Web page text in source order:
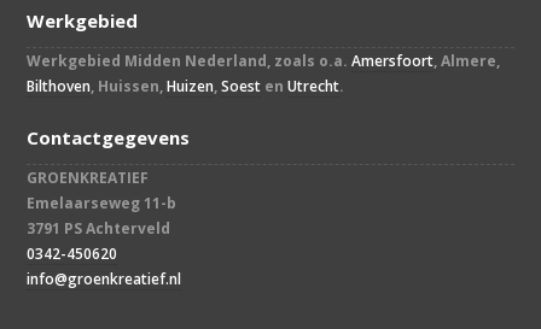
Werkgebied
Werkgebied Midden Nederland, zoals o.a. Amersfoort, Almere,
Bilthoven, Huissen,Huizen,Soest en Utrecht.
Contactgegevens
GROENKREATIEF
Emelaarseweg 11-b
3791 PS Achterveld
0342-450620
info@groenkreatief.nl​